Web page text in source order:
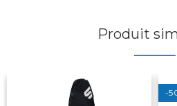
Produit
-